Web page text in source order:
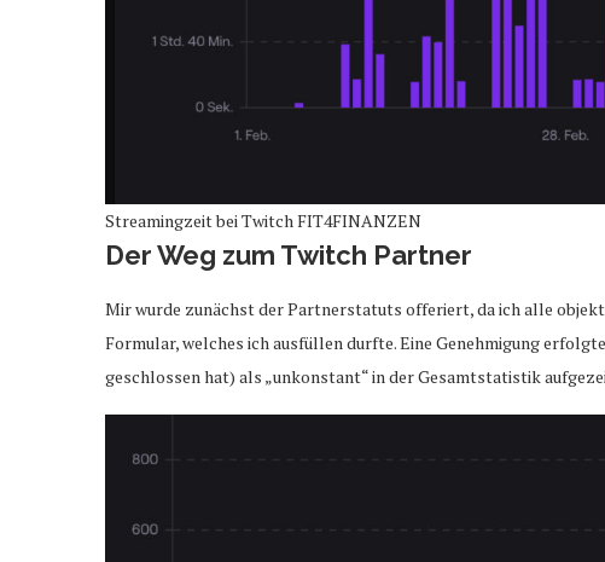
Streamingzeit bei Twitch FIT4FINANZEN
Der Weg zum Twitch Partner
Mir wurde zunächst der Partnerstatuts offeriert, da ich alle
Formular, welches ich ausfüllen durfte. Eine Genehmigung
geschlossen hat) als „unkonstant“ in der Gesamtstatistik